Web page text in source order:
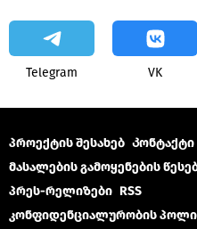
Telegram VK
პროექტის შესახებ Კონტაქტი
მასალების გამოყენების
პრეს-რელიზები RSS
კონფიდენციალურობის